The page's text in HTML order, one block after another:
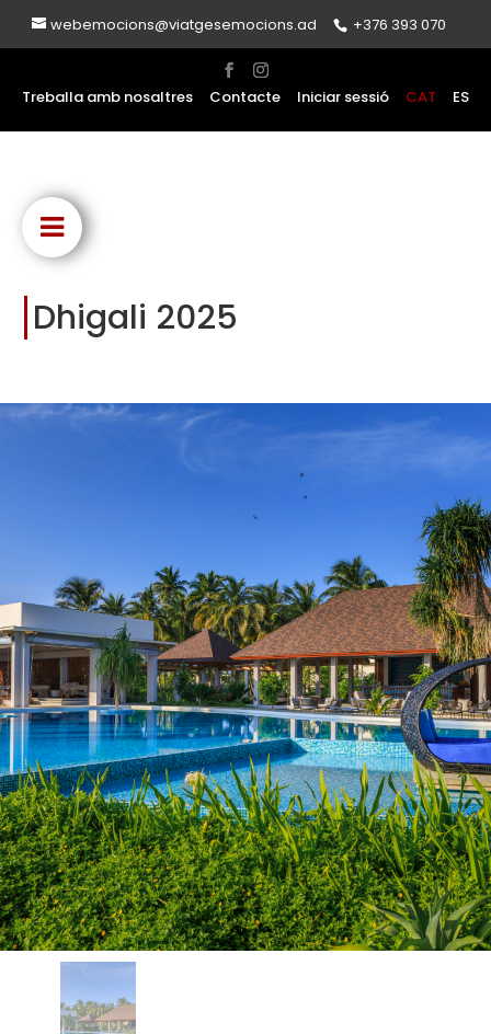
webemocions@viatgesemocions.ad +376 393 070
Treballa amb nosaltres Contacte Iniciar sessió CAT ES
Dhigali 2025